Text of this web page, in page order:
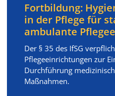
Fortbildung:
in der Pflege für
ambulante
Der § 35 des IfSG
Pflegeeinrichtungen zur
Durchführung
Maßnahmen.